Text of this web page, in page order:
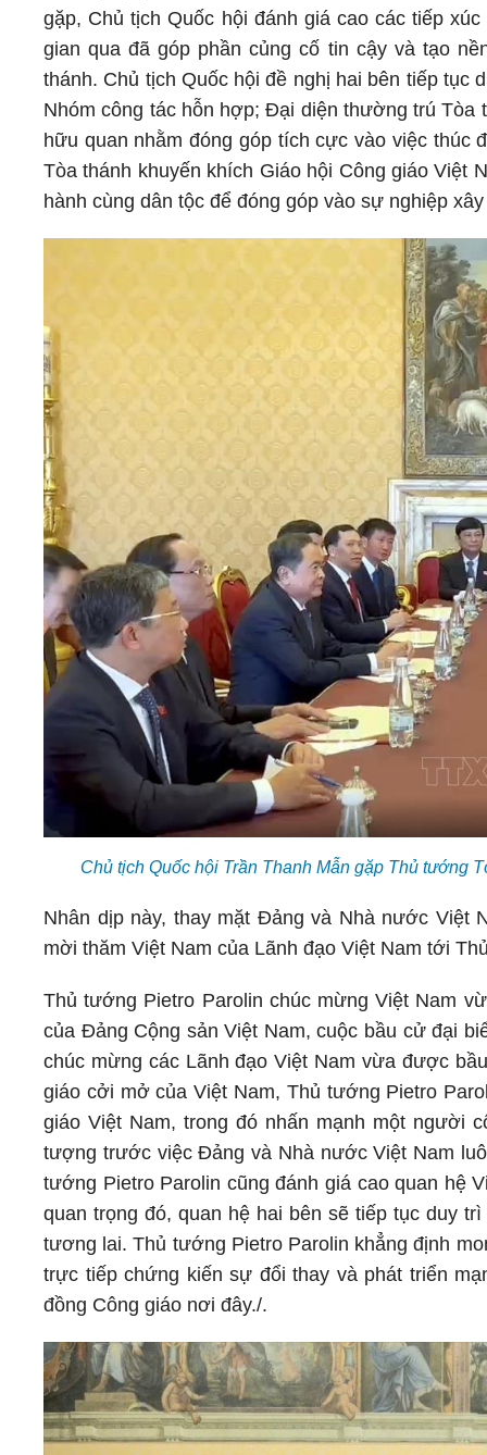
gặp, Chủ tịch Quốc hội đánh giá cao các tiếp
gian qua đã góp phần củng cố tin cậy và tạo
thánh. Chủ tịch Quốc hội đề nghị hai bên tiếp tục
Nhóm công tác hỗn hợp; Đại diện thường trú
hữu quan nhằm đóng góp tích cực vào việc thúc
Tòa thánh khuyến khích Giáo hội Công giáo Việt
hành cùng dân tộc để đóng góp vào sự nghiệp
Chủ tịch Quốc hội Trần Thanh Mẫn gặp Thủ tướng
Nhân dịp này, thay mặt Đảng và Nhà nước Việt
mời thăm Việt Nam của Lãnh đạo Việt Nam tới
Thủ tướng Pietro Parolin chúc mừng Việt Nam
của Đảng Cộng sản Việt Nam, cuộc bầu cử đại
chúc mừng các Lãnh đạo Việt Nam vừa được
giáo cởi mở của Việt Nam, Thủ tướng Pietro
giáo Việt Nam, trong đó nhấn mạnh một người
tượng trước việc Đảng và Nhà nước Việt Nam
tướng Pietro Parolin cũng đánh giá cao quan hệ
quan trọng đó, quan hệ hai bên sẽ tiếp tục duy
tương lai. Thủ tướng Pietro Parolin khẳng định
trực tiếp chứng kiến sự đổi thay và phát triển
đồng Công giáo nơi đây./.